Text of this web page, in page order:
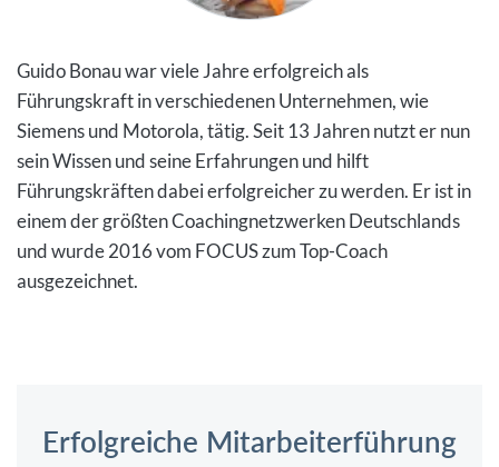
Guido Bonau war viele Jahre erfolgreich als
Führungskraft in verschiedenen Unternehmen, wie
Siemens und Motorola, tätig. Seit 13 Jahren nutzt er nun
sein Wissen und seine Erfahrungen und hilft
Führungskräften dabei erfolgreicher zu werden. Er ist in
einem der größten Coachingnetzwerken Deutschlands
und wurde 2016 vom FOCUS zum Top-Coach
ausgezeichnet.
Erfolgreiche Mitarbeiterführung